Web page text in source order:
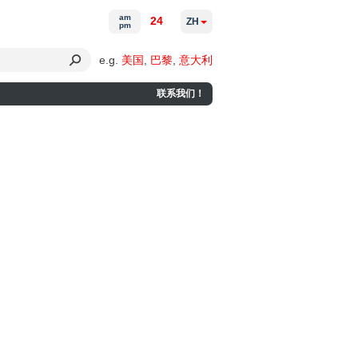
e.g. 美国 巴黎 意大利
联系我们！
am
pm
24 ZH